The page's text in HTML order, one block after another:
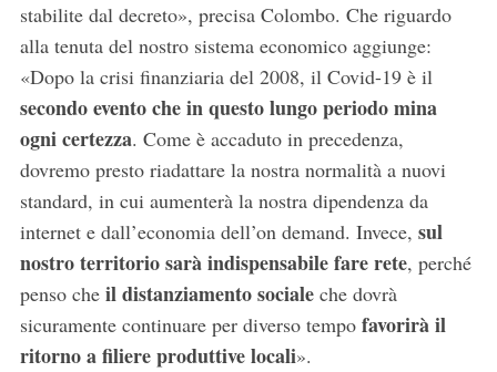
stabilite dal decreto», precisa Colombo. Che riguardo
alla tenuta del nostro sistema economico aggiunge:
«Dopo la crisi finanziaria del 2008, il Covid-19 è il
secondo evento che in questo lungo periodo mina
ogni certezza. Come è accaduto in precedenza,
dovremo presto riadattare la nostra normalità a nuovi
standard, in cui aumenterà la nostra dipendenza da
internet e dall’economia dell’on demand. Invece, sul
nostro territorio sarà indispensabile fare rete, perché
penso che il distanziamento socialeche dovrà
sicuramente continuare per diverso tempo favorirà il
ritorno a filiere produttive locali».